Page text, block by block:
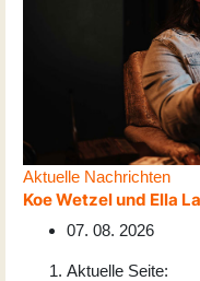
Aktuelle Nachrichten
Koe Wetzel und Ella
07. 08. 2026
Aktuelle Seite: